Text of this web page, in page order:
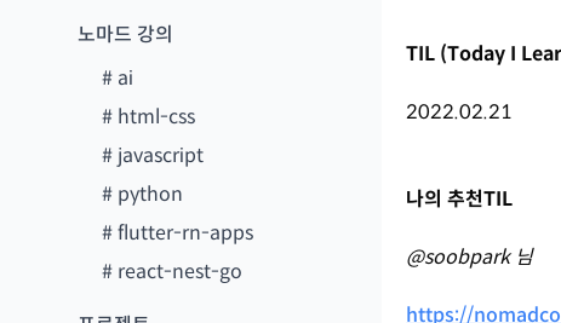
노마드 강의
# ai
# html-css
# javascript
# python
#flutter-rn-apps
# react-nest-go
TIL (Today I
2022.02.21
나의 추천TIL
@soobpark 님
https://